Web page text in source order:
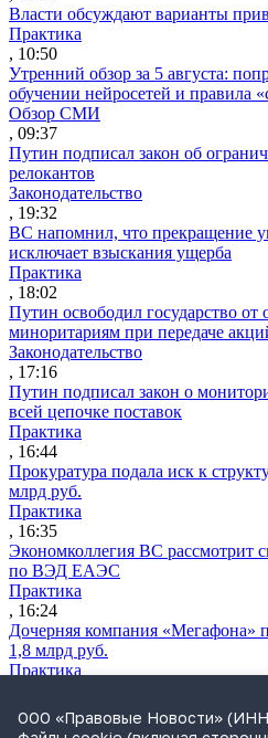
Власти обсуждают варианты
Практика
, 10:50
Утренний обзор за 5 августа:
обучении нейросетей и правила
Обзор СМИ
, 09:37
Путин подписал закон об
релокантов
Законодательство
, 19:32
ВС напомнил, что прекращение
исключает взыскания ущерба
Практика
, 18:02
Путин освободил государство от
миноритариям при передаче
Законодательство
, 17:16
Путин подписал закон о
всей цепочке поставок
Практика
, 16:44
Прокуратура подала иск к
млрд руб.
Практика
, 16:35
Экономколлегия ВС рассмотрит
по ВЭД ЕАЭС
Практика
, 16:24
Дочерняя компания «Мегафона»
1,8 млрд руб.
Практика
СИП проверит отмену патента на
устройствами после возражений
ООО «Правовые Новости» (ИНН